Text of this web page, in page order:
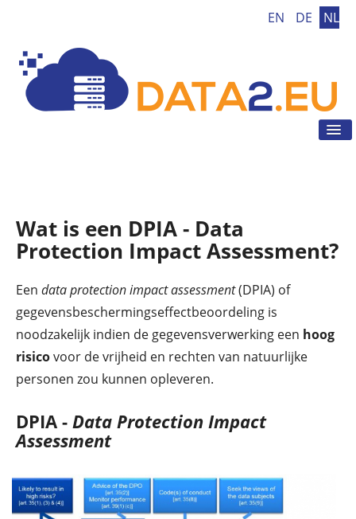
EN DE NL
Nieuws
Contact
Wat is een DPIA - Data
Protection Impact Assessment?
Een data protection impact assessment(DPIA) of
gegevensbeschermingseffectbeoordeling is
noodzakelijk indien de gegevensverwerking een hoog
risicovoor de vrijheid en rechten van natuurlijke
personen zou kunnen opleveren.
DPIA - Data Protection Impact
Assessment